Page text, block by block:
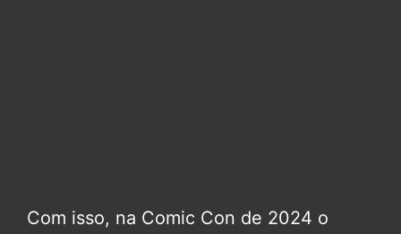
Com isso, na Comic Con de 2024 o